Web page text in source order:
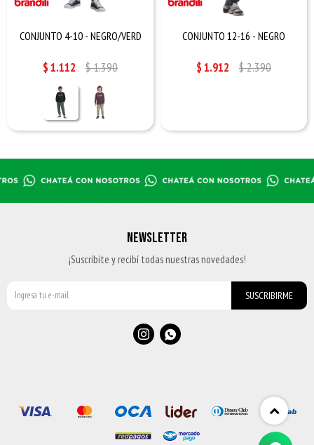
CONJUNTO 4-10 - NEGRO/VERD
$1.112 $1.390
CONJUNTO 12-16 - NEGRO
$1.912 $2.390
NEWSLETTER
¡Suscribite y recibí todas nuestras novedades!
SUSCRIBIRME
 